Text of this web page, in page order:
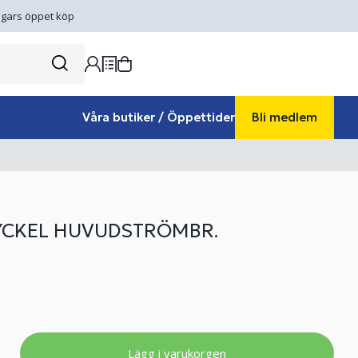
öppet köp
Våra butiker / Öppettider Bli medlem
HUVUDSTRÖMBR.
Lägg i varukorgen